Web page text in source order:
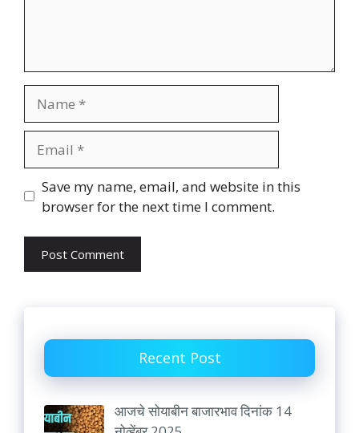
Website
Save my name, email, and website in this
browser for the next time I comment.
Recent Post
आजचे सोयाबीन बाजारभाव दिनांक 14